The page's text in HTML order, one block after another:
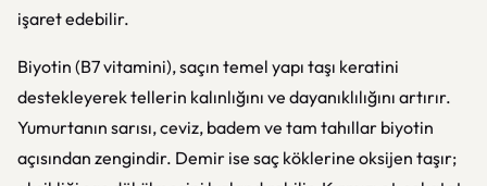
işaret edebilir.
Biyotin (B7 vitamini), saçın temel yapı taşı keratini
destekleyerek tellerin kalınlığını ve dayanıklılığını artırır.
Yumurtanın sarısı, ceviz, badem ve tam tahıllar biyotin
açısından zengindir. Demir ise saç köklerine oksijen taşır;